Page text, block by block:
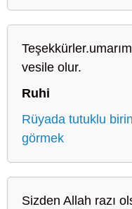
vesile olur.
Ruhi
Rüyada tutuklu
görmek
Sizden Allah razı